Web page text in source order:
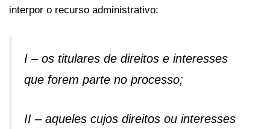
interpor o recurso administrativo:
I – os titulares de direitos e interesses
que forem parte no processo;
II – aqueles cujos direitos ou interesses